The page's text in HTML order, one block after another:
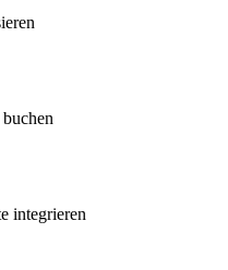
integrieren